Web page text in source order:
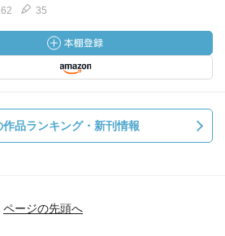
35
品ランキング・新刊情報
ページの先頭へ